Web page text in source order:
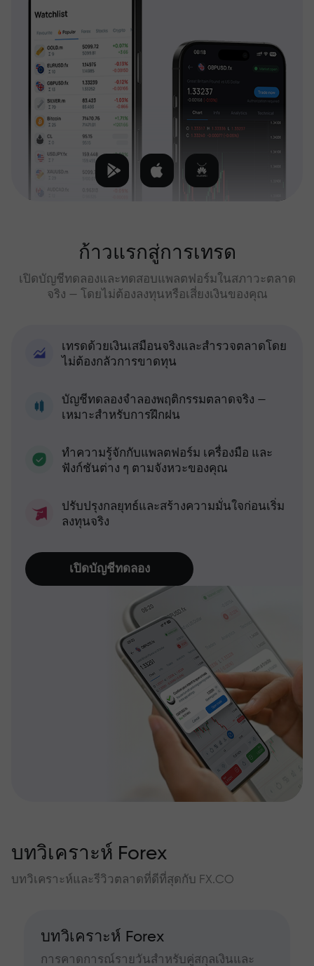
ก้าวแรกสู่การเทรด
เปิดบัญชีทดลองและทดสอบแพลตฟอร์มในสภาวะตลาด
จริง — โดยไม่ต้องลงทุนหรือเสี่ยงเงินของคุณ
เทรดด้วยเงินเสมือนจริงและสำรวจตลาดโดย
ไม่ต้องกลัวการขาดทุน
บัญชีทดลองจำลองพฤติกรรมตลาดจริง —
เหมาะสำหรับการฝึกฝน
ทำความรู้จักกับแพลตฟอร์ม เครื่องมือ และ
ฟังก์ชันต่าง ๆ ตามจังหวะของคุณ
ปรับปรุงกลยุทธ์และสร้างความมั่นใจก่อนเริ่ม
ลงทุนจริง
เปิดบัญชีทดลอง
บทวิเคราะห์ Forex
บทวิเคราะห์และรีวิวตลาดที่ดีที่สุดกับ FX.CO
บทวิเคราะห์ Forex
การคาดการณ์รายวันสำหรับคู่สกุลเงินและ